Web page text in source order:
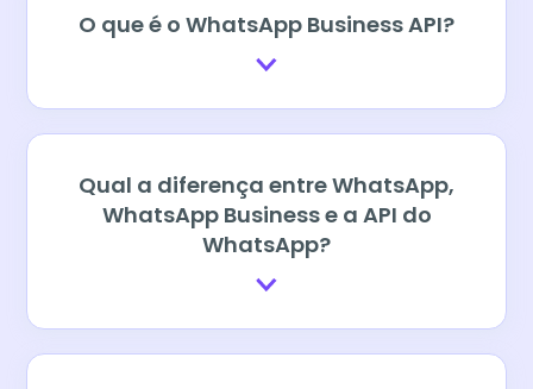
O que é o WhatsApp Business API?
Qual a diferença entre WhatsApp,
WhatsApp Business e a API do
WhatsApp?